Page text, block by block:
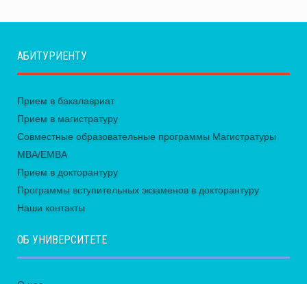
АБИТУРИЕНТУ
Прием в бакалавриат
Прием в магистратуру
Совместные образовательные программы Магистратуры
MBA/EMBA
Прием в докторантуру
Программы вступительных экзаменов в докторантуру
Наши контакты
ОБ УНИВЕРСИТЕТЕ